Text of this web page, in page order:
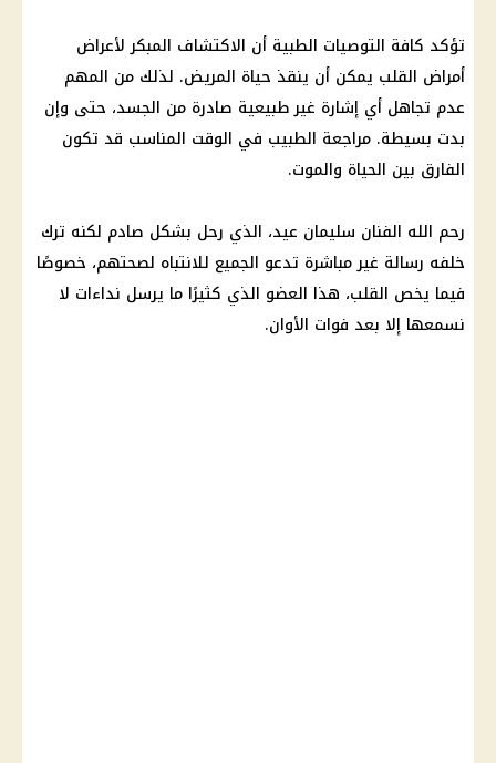
تؤكد كافة التوصيات الطبية أن الاكتشاف المبكر لأعراض
أمراض القلب يمكن أن ينقذ حياة المريض. لذلك من المهم
عدم تجاهل أي إشارة غير طبيعية صادرة من الجسد، حتى وإن
بدت بسيطة. مراجعة الطبيب في الوقت المناسب قد تكون
الفارق بين الحياة والموت.
رحم الله الفنان سليمان عيد، الذي رحل بشكل صادم لكنه ترك
خلفه رسالة غير مباشرة تدعو الجميع للانتباه لصحتهم، خصوصًا
فيما يخص القلب، هذا العضو الذي كثيرًا ما يرسل نداءات لا
نسمعها إلا بعد فوات الأوان.